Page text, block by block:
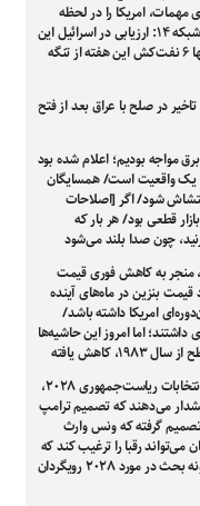
امریکا را در لحظه‌
حساس از مذاکرات، در وضعیت ضعیفی نشان می‌دهد/شبکه ۱۴: ارزیابی در اسرائیل این
است که ترامپ در مسیر توافق با ایران قرار دارد/کپلر: تنها ۶ نفت‌کش این هفته از تنگه
در صلح با عراق بعد از فتح
مواجه بودیم؛ اعلام شده بود
یک واقعیت است/ همسایگان
شود/ اگر [اصلاحات
قطعی بود/ هر بار که
چون صدا بلند می‌شود
منجر به کاهش فوری قیمت
بنزین در ماه‌های آینده
امریکا داشته باشد/
اما امروز این حاشیه‌ها
کاهش یافته
ترامپ به حامیان مالی به طور خصوصی گفته که در انتخابات ریاست‌جمهوری ۲۰۲۸،
می‌دهند که تصمیم ترامپ
گرفته که ونس وارث
رقبا را ترغیب کند که
در برابر انتخاب ترامپ، به رقابت بپردازند/ روبیو از هر گونه بحث در مورد ۲۰۲۸ رویگردان